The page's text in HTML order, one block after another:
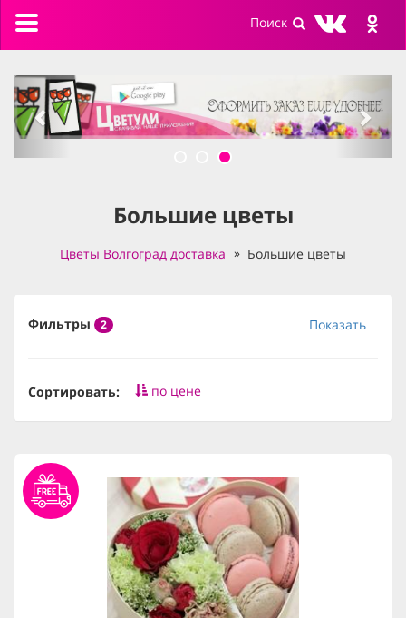
Toggle
previous
Большие цветы
Цветы Волгоград доставка Большие цветы
Фильтры 2 Показать
Сортировать: по цене